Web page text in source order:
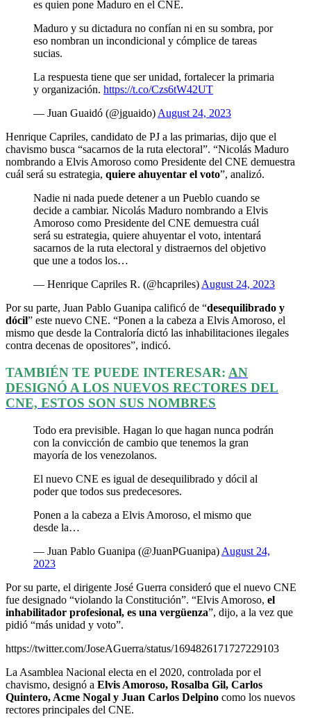
es quien pone Maduro en el CNE.
Maduro y su dictadura no confían ni en su sombra, por
eso nombran un incondicional y cómplice de tareas
sucias.
La respuesta tiene que ser unidad, fortalecer la primaria
y organización. https://t.co/Czs6tW42UT
— Juan Guaidó (@jguaido) August 24, 2023
Henrique Capriles, candidato de PJ a las primarias, dijo que el
chavismo busca “sacarnos de la ruta electoral”. “Nicolás Maduro
nombrando a Elvis Amoroso como Presidente del CNE demuestra
cuál será su estrategia, quiere ahuyentar el voto”, analizó.
Nadie ni nada puede detener a un Pueblo cuando se
decide a cambiar. Nicolás Maduro nombrando a Elvis
Amoroso como Presidente del CNE demuestra cuál
será su estrategia, quiere ahuyentar el voto, intentará
sacarnos de la ruta electoral y distraernos del objetivo
que une a todos los…
— Henrique Capriles R. (@hcapriles) August 24, 2023
Por su parte, Juan Pablo Guanipa calificó de “desequilibrado y
dócil” este nuevo CNE. “Ponen a la cabeza a Elvis Amoroso, el
mismo que desde la Contraloría dictó las inhabilitaciones ilegales
contra decenas de opositores”, indicó.
TAMBIÉN TE PUEDE INTERESAR: AN
DESIGNÓ A LOS NUEVOS RECTORES DEL
CNE, ESTOS SON SUS NOMBRES
Todo era previsible. Hagan lo que hagan nunca podrán
con la convicción de cambio que tenemos la gran
mayoría de los venezolanos.
El nuevo CNE es igual de desequilibrado y dócil al
poder que todos sus predecesores.
Ponen a la cabeza a Elvis Amoroso, el mismo que
desde la…
— Juan Pablo Guanipa (@JuanPGuanipa) August 24,
2023
Por su parte, el dirigente José Guerra consideró que el nuevo CNE
fue designado “violando la Constitución”. “Elvis Amoroso, el
inhabilitador profesional, es una vergüenza”, dijo, a la vez que
pidió “más unidad y voto”.
https://twitter.com/JoseAGuerra/status/1694826171727229103
La Asamblea Nacional electa en el 2020, controlada por el
chavismo, designó a Elvis Amoroso, Rosalba Gil, Carlos
Quintero, Acme Nogal y Juan Carlos Delpino como los nuevos
rectores principales del CNE.